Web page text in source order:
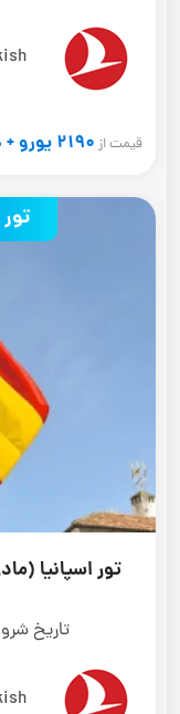
قیمت از 2190 یورو + هزینه بلیط هواپیما
تاریخ